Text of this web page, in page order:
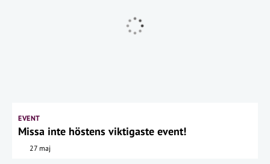
EVENT
Missa inte höstens viktigaste event!
27 maj